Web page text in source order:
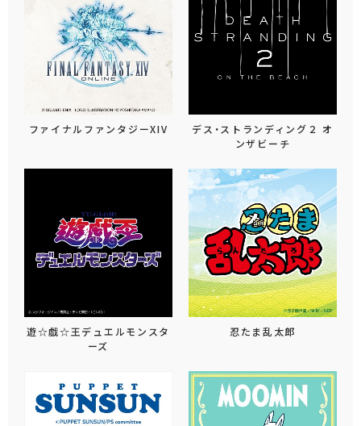
ファイナルファンタジーXIV
デス・ストランディング２ オ
ンザビーチ
遊☆戯☆王デュエルモンスタ
ーズ
忍たま乱太郎